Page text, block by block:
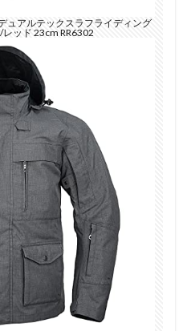
ュアルテックスラフライディング
ッド 23cm RR6302